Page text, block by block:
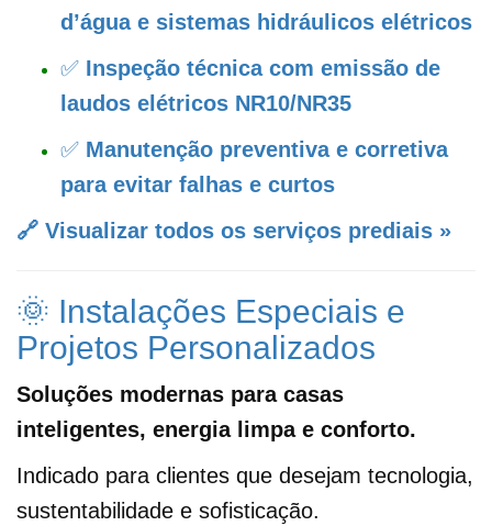
d’água e sistemas hidráulicos elétricos
✅ Inspeção técnica com emissão de
laudos elétricos NR10/NR35
✅ Manutenção preventiva e corretiva
para evitar falhas e curtos
🔗 Visualizar todos os serviços prediais »
🌞 Instalações Especiais e
Projetos Personalizados
Soluções modernas para casas
inteligentes, energia limpa e conforto.
Indicado para clientes que desejam tecnologia,
sustentabilidade e sofisticação.